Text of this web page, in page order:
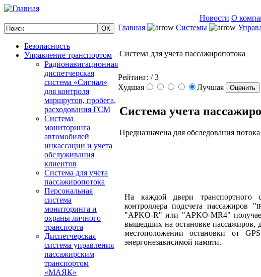
Новости О
Безопасность
Управление транспортом
Радионавигационная
диспетчерская
система «Сигнал»
для контроля
маршрутов, пробега,
расходования ГСМ
Система
мониторинга
автомобилей
инкассации и учета
обслуживания
клиентов
Система для учета
пассажиропотока
Персональная
система
мониторинга и
охраны личного
транспорта
Диспетчерская
система управления
пассажирским
транспортом
«МАЯК»
Главная Системы
Система для учета пассажиропотока
Рейтинг: / 3
Худшая
Лучшая
Система учета
Предназначена для обследования
На каждой двери транспортного
контроллера подсчета пассажиров "
"APKO-R" или "APKO-MR4"
вышедших на остановке пассажиров,
местоположении остановки от
энергонезависимой памяти.